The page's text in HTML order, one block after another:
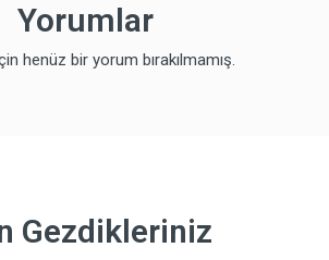
Yorumlar
henüz bir yorum bırakılmamış.
Gezdikleriniz